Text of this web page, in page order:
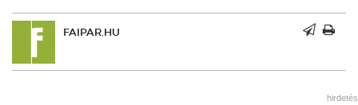
FAIPAR.HU
hirdetés